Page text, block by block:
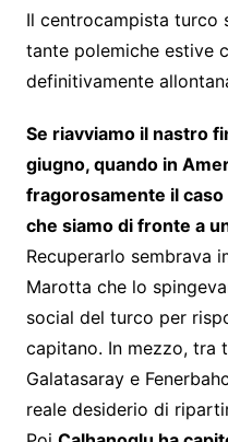
Il centrocampista turco
tante polemiche estive
definitivamente
Se riavviamo il nastro
giugno, quando in
fragorosamente il
che siamo di fronte a
Recuperarlo sembrava
Marotta che lo
social del turco per
capitano. In mezzo, tra
Galatasaray e
reale desiderio di